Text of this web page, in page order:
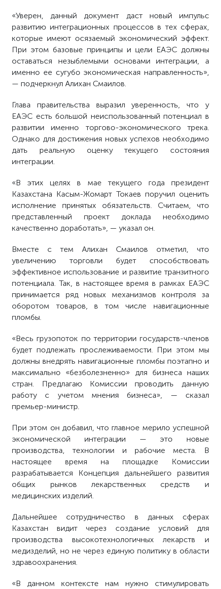
«Уверен, данный документ даст новый импульс
развитию интеграционных процессов в тех сферах,
которые имеют осязаемый экономический эффект.
При этом базовые принципы и цели ЕАЭС должны
оставаться незыблемыми основами интеграции, а
именно ее сугубо экономическая направленность»,
— подчеркнул Алихан Смаилов.
Глава правительства выразил уверенность, что у
ЕАЭС есть большой неиспользованный потенциал в
развитии именно торгово-экономического трека.
Однако для достижения новых успехов необходимо
дать реальную оценку текущего состояния
интеграции.
«В этих целях в мае текущего года президент
Казахстана Касым-Жомарт Токаев поручил оценить
исполнение принятых обязательств. Считаем, что
представленный проект доклада необходимо
качественно доработать», — указал он.
Вместе с тем Алихан Смаилов отметил, что
увеличению торговли будет способствовать
эффективное использование и развитие транзитного
потенциала. Так, в настоящее время в рамках ЕАЭС
принимается ряд новых механизмов контроля за
оборотом товаров, в том числе навигационные
пломбы.
«Весь грузопоток по территории государств-членов
будет подлежать прослеживаемости. При этом мы
должны внедрять навигационные пломбы поэтапно и
максимально «безболезненно» для бизнеса наших
стран. Предлагаю Комиссии проводить данную
работу с учетом мнения бизнеса», — сказал
премьер-министр.
При этом он добавил, что главное мерило успешной
экономической интеграции — это новые
производства, технологии и рабочие места. В
настоящее время на площадке Комиссии
разрабатывается Концепция дальнейшего развития
общих рынков лекарственных средств и
медицинских изделий.
Дальнейшее сотрудничество в данных сферах
Казахстан видит через создание условий для
производства высокотехнологичных лекарств и
медизделий, но не через единую политику в области
здравоохранения.
«В данном контексте нам нужно стимулировать